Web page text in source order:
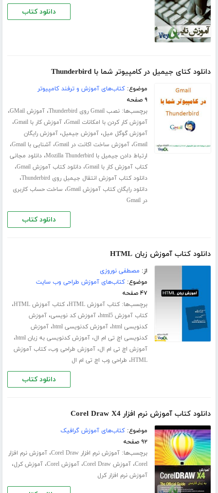
دانلود کتاب
دانلود کتای جیمیل در کامپیوتر شما با Thunderbird
موضوع:کتاب‌های آموزش و ترفند کامپیوتر
۹ صفحه
برچسب‌ها:نصب Gmail روی Thunderbird ،آموزش GMail ،
آموزش کار کردن با امکانات Gmail ،آموزش کار با Gmail ،
آموزش گوگل میل،آموزش جیمیل،آموزش رایگان
Gmail،آموزش ساخت اکانت در Gmail ،آشنایی با Gmail ،
ارتباط دادن جیمیل با Mozilla Thunderbird ،دانلود مجانی
کتاب آموزش کار با Gmail
،دانلود کتاب آموزش Gmail ،
دانلود کتاب آموزش انتقال جیمیل روی Thunderbird ،
دانلود رایگان کتاب آموزش Gmail ، ساخت حساب کاربری
در Gmail
دانلود کتاب
دانلود کتاب آموزش زبان HTML
از: مصطفی نوروزی
موضوع:کتاب‌های آموزش طراحی وب سایت
۴۷ صفحه
برچسب‌ها:کتاب آموزش HTML ،کتاب آموزش HTML ،
کتاب آموزش html5 ،آموزش کد نویسی،آموزش
کدنویسی html
،آموزش کدنویسی html ،آموزش
کدنویسی اچ تی ام ال،آموزش کدنویسی به زبان html ،
آموزش اچ تی ام ال،آموزش طراحی وب،کتاب آموزش
HTML، طراحی وب اچ تی ام ال
دانلود کتاب
دانلود کتاب آموزش نرم افزار Corel Draw X4
موضوع:کتاب‌های آموزش گرافیک
۹۲ صفحه
برچسب‌ها:آموزش نرم افزار Corel Draw ،آموزش نرم افزار
Corel،آموزش Corel Draw ،آموزش Corel ،آموزش کرل،
آموزش نرم افزار کرل